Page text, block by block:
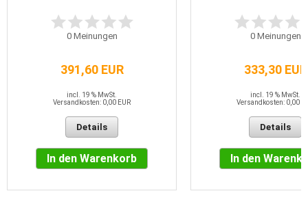
0Meinungen
391,60 EUR
incl. 19 % MwSt.
Versandkosten: 0,00 EUR
Details
In den Warenkorb
0Meinungen
333,30 EUR
incl. 19 % MwSt.
Versandkosten: 0,00
Details
In den